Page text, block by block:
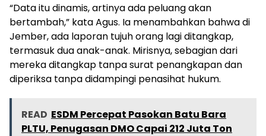
“Data itu dinamis, artinya ada peluang akan
bertambah,” kata Agus. Ia menambahkan bahwa di
Jember, ada laporan tujuh orang lagi ditangkap,
termasuk dua anak-anak. Mirisnya, sebagian dari
mereka ditangkap tanpa surat penangkapan dan
diperiksa tanpa didampingi penasihat hukum.
READ ESDM Percepat Pasokan Batu Bara
PLTU, Penugasan DMO Capai 212 Juta Ton